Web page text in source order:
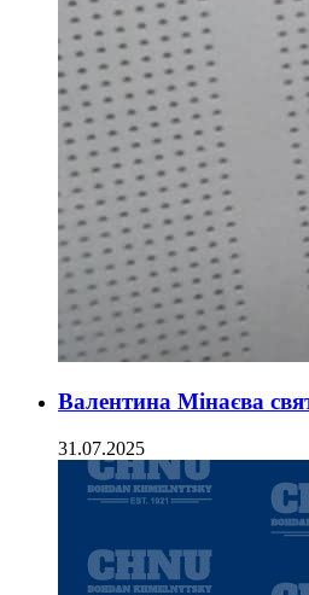
Валентина Мінаєва
31.07.2025